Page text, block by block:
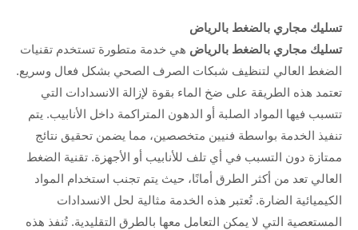
تسليك مجاري بالضغط بالرياض
تسليك مجاري بالضغط بالرياض هي خدمة متطورة تستخدم تقنيات
الضغط العالي لتنظيف شبكات الصرف الصحي بشكل فعال وسريع.
تعتمد هذه الطريقة على ضخ الماء بقوة لإزالة الانسدادات التي
تتسبب فيها المواد الصلبة أو الدهون المتراكمة داخل الأنابيب. يتم
تنفيذ الخدمة بواسطة فنيين متخصصين، مما يضمن تحقيق نتائج
ممتازة دون التسبب في أي تلف للأنابيب أو الأجهزة. تقنية الضغط
العالي تعد من أكثر الطرق أمانًا، حيث يتم تجنب استخدام المواد
الكيميائية الضارة. تُعتبر هذه الخدمة مثالية لحل الانسدادات
المستعصية التي لا يمكن التعامل معها بالطرق التقليدية. تُنفذ هذه